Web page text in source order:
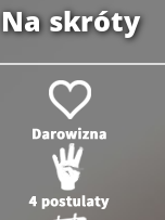
Na skróty